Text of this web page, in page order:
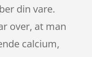
din vare.
over, at man
calcium,